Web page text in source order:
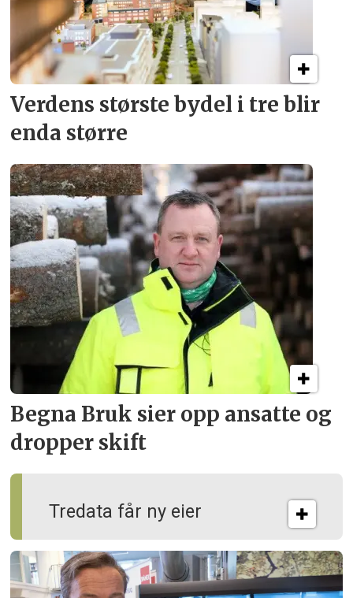
Verdens største bydel i tre blir
enda større
Tredata får ny eier
Begna Bruk sier opp ansatte og
dropper skift